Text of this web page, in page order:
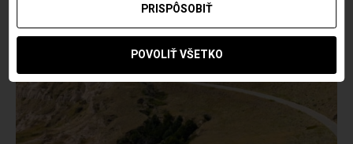
PRISPÔSOBIŤ
POVOLIŤ VŠETKO